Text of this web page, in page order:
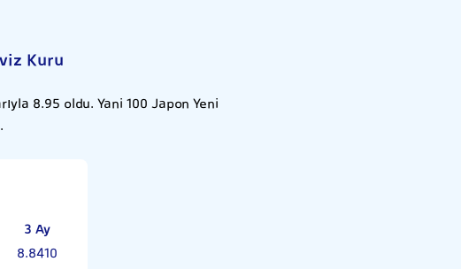
Kuru
8.95 oldu. Yani 100 Japon Yeni
3 Ay
8.8410